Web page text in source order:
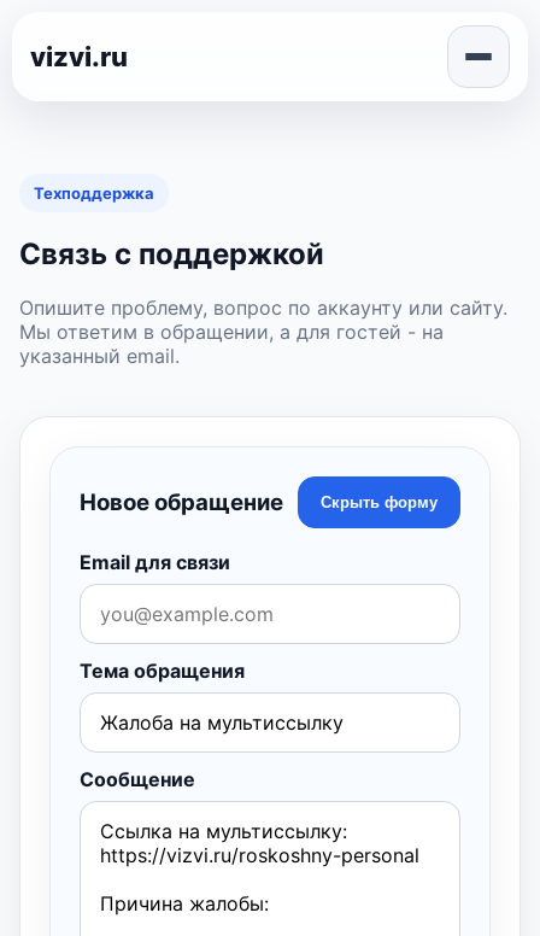
vizvi.ru
Техподдержка
Связь с поддержкой
Опишите проблему, вопрос по аккаунту или сайту.
Мы ответим в обращении, а для гостей - на
указанный email.
Новое обращение Скрыть форму
Email для связи
Тема обращения
Сообщение